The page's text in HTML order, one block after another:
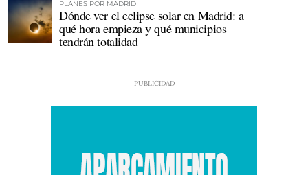
PLANES POR MADRID
Dónde ver el eclipse solar en Madrid: a
qué hora empieza y qué municipios
tendrán totalidad